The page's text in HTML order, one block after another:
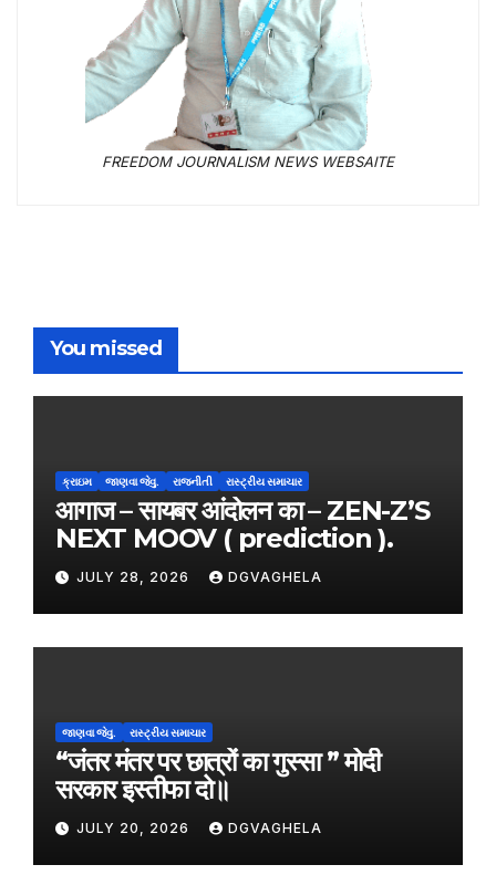
FREEDOM JOURNALISM NEWS WEBSAITE
You missed
ક્રાઇમ જાણવા જેવુ. રાજનીતી રાસ્ટ્રીય સમાચાર
आगाज – सायबर आंदोलन का – ZEN-Z’S
NEXT MOOV ( prediction ).
JULY 28, 2026 DGVAGHELA
જાણવા જેવુ. રાસ્ટ્રીય સમાચાર
“जंतर मंतर पर छात्रों का गुस्सा ” मोदी
सरकार इस्तीफा दो॥
JULY 20, 2026 DGVAGHELA